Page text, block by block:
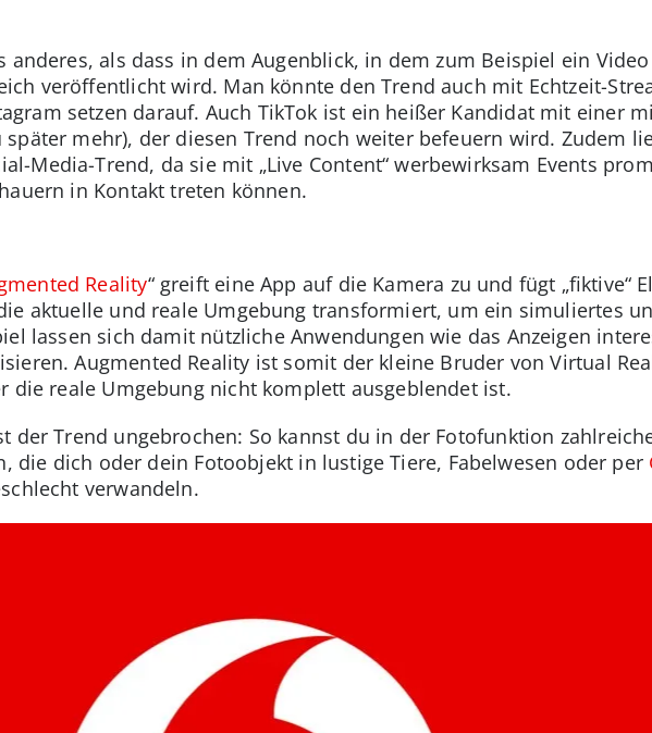
anderes, als dass in dem Augenblick, in dem zum Beispiel ein Video
veröffentlicht wird. Man könnte den Trend auch mit Echtzeit-
setzen darauf. Auch TikTok ist ein heißer Kandidat mit einer
später mehr), der diesen Trend noch weiter befeuern wird. Zudem
Media-Trend, da sie mit „Live Content“ werbewirksam Events
in Kontakt treten können.
Reality“ greift eine App auf die Kamera zu und fügt „fiktive“
aktuelle und reale Umgebung transformiert, um ein simuliertes
lassen sich damit nützliche Anwendungen wie das Anzeigen
Augmented Reality ist somit der kleine Bruder von Virtual
die reale Umgebung nicht komplett ausgeblendet ist.
der Trend ungebrochen: So kannst du in der Fotofunktion
die dich oder dein Fotoobjekt in lustige Tiere, Fabelwesen oder per
verwandeln.